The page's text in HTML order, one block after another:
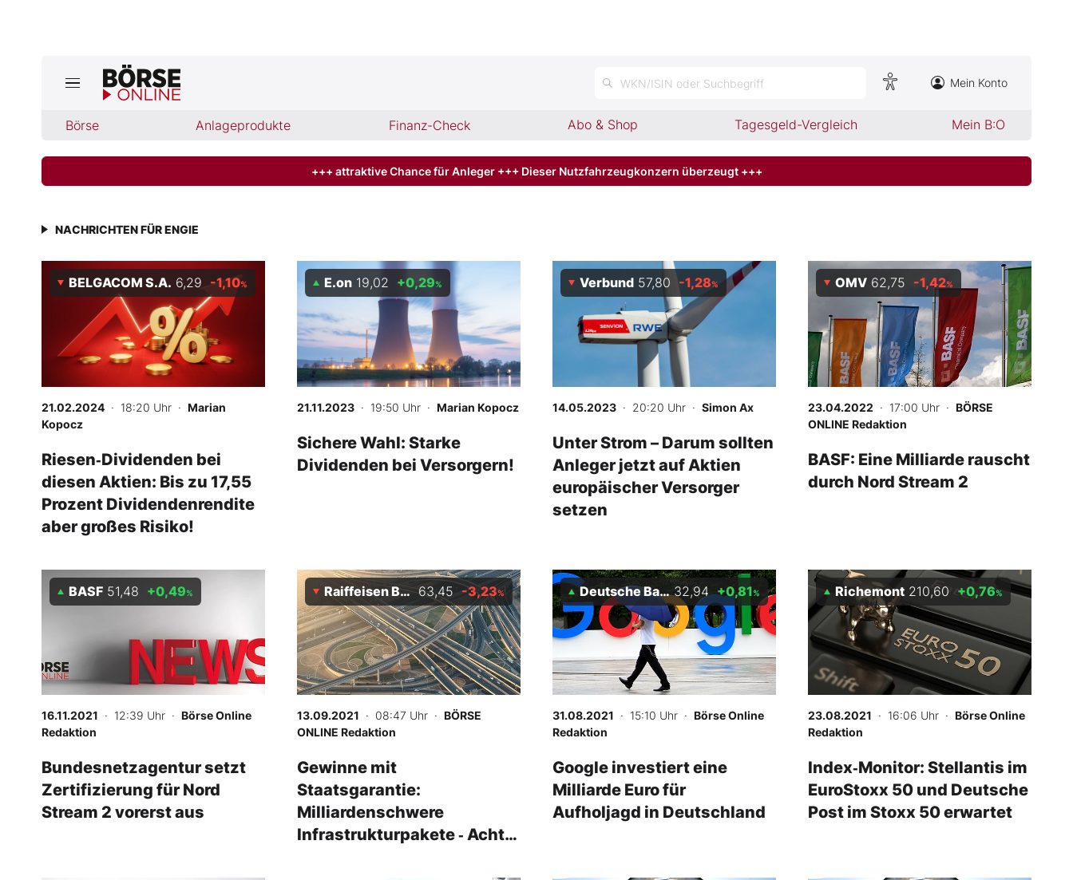
WKN/ISIN oder Suchbegriff Mein Konto
Börse Anlageprodukte Finanz-Check Abo & Shop Tagesgeld-Vergleich Mein B:O
Jetzt aktuelle Ausgabe BÖRSE ONLINE lesen
Abo & Shop
BO-Musterdepots
Experten
Mein Konto
Folgen Sie uns
Kontakt
+++ attraktive Chance für Anleger +++ Dieser Nutzfahrzeugkonzern überzeugt +++
NACHRICHTEN FÜR ENGIE
BELGACOM S.A. 6,29 -1,10%
21.02.2024 · 18:20 Uhr · Marian
Kopocz
Riesen‑Dividenden bei
diesen Aktien: Bis zu 17,55
Prozent Dividendenrendite
aber großes Risiko!
E.on 19,02 +0,29%
21.11.2023 · 19:50 Uhr · Marian Kopocz
Sichere Wahl: Starke
Dividenden bei Versorgern!
Verbund 57,80 -1,28%
14.05.2023 · 20:20 Uhr · Simon Ax
Unter Strom – Darum sollten
Anleger jetzt auf Aktien
europäischer Versorger
setzen
OMV 62,75 -1,42%
23.04.2022 · 17:00 Uhr · BÖRSE
ONLINE Redaktion
BASF: Eine Milliarde rauscht
durch Nord Stream 2
BASF 51,48 +0,49%
16.11.2021 · 12:39 Uhr · Börse Online
Redaktion
Bundesnetzagentur setzt
Zertifizierung für Nord
Stream 2 vorerst aus
Raiffeisen Bank 63,45 -3,23%
13.09.2021 · 08:47 Uhr · BÖRSE
ONLINE Redaktion
Gewinne mit
Staatsgarantie:
Milliardenschwere
Infrastrukturpakete ‑ Acht
Deutsche Bank 32,94 +0,81%
31.08.2021 · 15:10 Uhr · Börse Online
Redaktion
Google investiert eine
Milliarde Euro für
Aufholjagd in Deutschland
Richemont 210,60 +0,76%
23.08.2021 · 16:06 Uhr · Börse Online
Redaktion
Index‑Monitor: Stellantis im
EuroStoxx 50 und Deutsche
Post im Stoxx 50 erwartet